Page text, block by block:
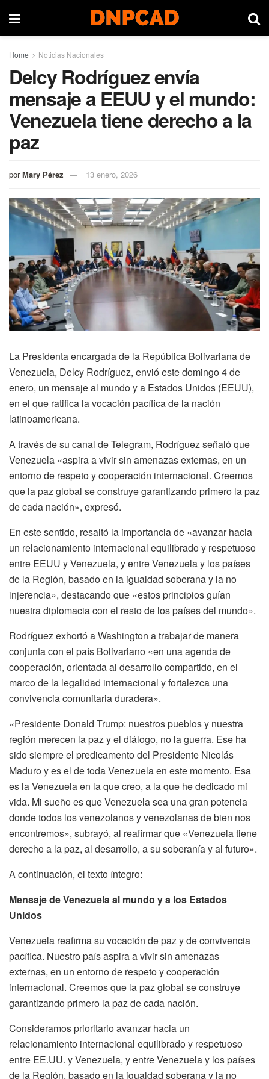
Home Noticias Nacionales
Delcy Rodríguez envía
mensaje a EEUU y el mundo:
Venezuela tiene derecho a la
paz
por Mary Pérez 13 enero, 2026
La Presidenta encargada de la República Bolivariana de
Venezuela, Delcy Rodríguez, envió este domingo 4 de
enero, un mensaje al mundo y a Estados Unidos (EEUU),
en el que ratifica la vocación pacífica de la nación
latinoamericana.
A través de su canal de Telegram, Rodríguez señaló que
Venezuela «aspira a vivir sin amenazas externas, en un
entorno de respeto y cooperación internacional. Creemos
que la paz global se construye garantizando primero la paz
de cada nación», expresó.
En este sentido, resaltó la importancia de «avanzar hacia
un relacionamiento internacional equilibrado y respetuoso
entre EEUU y Venezuela, y entre Venezuela y los países
de la Región, basado en la igualdad soberana y la no
injerencia», destacando que «estos principios guían
nuestra diplomacia con el resto de los países del mundo».
Rodríguez exhortó a Washington a trabajar de manera
conjunta con el país Bolivariano «en una agenda de
cooperación, orientada al desarrollo compartido, en el
marco de la legalidad internacional y fortalezca una
convivencia comunitaria duradera».
«Presidente Donald Trump: nuestros pueblos y nuestra
región merecen la paz y el diálogo, no la guerra. Ese ha
sido siempre el predicamento del Presidente Nicolás
Maduro y es el de toda Venezuela en este momento. Esa
es la Venezuela en la que creo, a la que he dedicado mi
vida. Mi sueño es que Venezuela sea una gran potencia
donde todos los venezolanos y venezolanas de bien nos
encontremos», subrayó, al reafirmar que «Venezuela tiene
derecho a la paz, al desarrollo, a su soberanía y al futuro».
A continuación, el texto íntegro:
Mensaje de Venezuela al mundo y a los Estados
Unidos
Venezuela reafirma su vocación de paz y de convivencia
pacífica. Nuestro país aspira a vivir sin amenazas
externas, en un entorno de respeto y cooperación
internacional. Creemos que la paz global se construye
garantizando primero la paz de cada nación.
Consideramos prioritario avanzar hacia un
relacionamiento internacional equilibrado y respetuoso
entre EE.UU. y Venezuela, y entre Venezuela y los países
de la Región, basado en la igualdad soberana y la no